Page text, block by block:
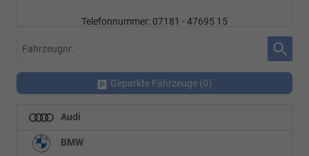
E-Mailadresse:info@autohausrems.de
Fahrzeugnr.
Geparkte Fahrzeuge (0)
Audi
BMW